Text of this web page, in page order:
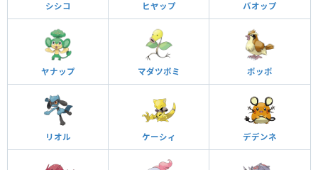
シシコ ヒヤップ バオップ
ヤナップ マダツボミ ポッポ
リオル ケーシィ デデンネ